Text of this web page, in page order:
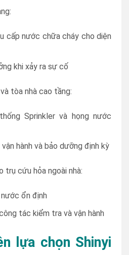
cấp nước chữa cháy cho diện
khi xảy ra sự cố
tòa nhà cao tầng:
Sprinkler và họng nước
hành và bảo dưỡng định kỳ
trụ cứu hỏa ngoài nhà:
ổn định
tác kiểm tra và vận hành
lựa chọn Shinyi